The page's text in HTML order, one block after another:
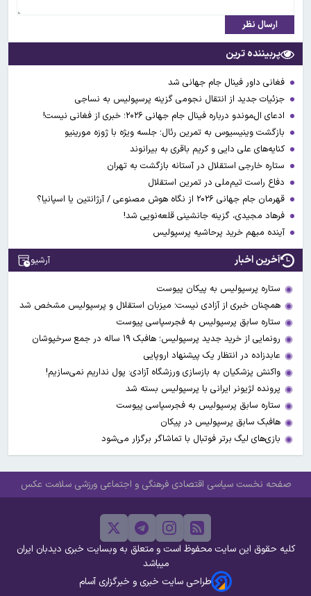
ارسال نظر
پربیننده ترین
فغانی داور فینال جام جهانی شد
جزئیات جدید از انتقال نجومی گزینه پرسپولیس به نساجی
ادعای ال‌‍موندو درباره فینال جام جهانی ۲۰۲۶؛ خبری از فغانی نیست!
بازگشت وینیسیوس به تمرین رئال؛ جلسه ویژه با ژوزه مورینیو
کنایه‌های علی دایی و کریم باقری به بیرانوند
ستاره خارجی استقلال در آستانه بازگشت به تهران
دفاع راست تیم‌ملی در تمرین استقلال
قهرمان جام جهانی ۲۰۲۶ از نگاه هوش مصنوعی / آرژانتین یا اسپانیا؟
فرهاد مجیدی، گزینه جانشینی قلعه‌نویی شد!
آینده مبهم خرید پرحاشیه پرسپولیس
آخرین اخبار آرشیو
ستاره پرسپولیس به پیکان پیوست
همچنان خبری از آزادی نیست؛ میزبان استقلال و پرسپولیس مشخص شد
ستاره سابق پرسپولیس به فجرسپاسی پیوست
رونمایی از خرید جدید پرسپولیس؛ هافبک ۱۹ ساله در جمع سرخپوشان
عابدزاده در انتظار یک پیشنهاد اروپایی
واکنش پزشکیان به بازسازی ورزشگاه آزادی: پول نداریم نمی‌سازیم!
پرونده لژیونر ایرانی با پرسپولیس بسته شد
ستاره سابق پرسپولیس به فجرسپاسی پیوست
هافبک سابق پرسپولیس در پیکان
بازی‌های لیگ برتر فوتبال با تماشاگر برگزار می‌شود
صفحه نخست سیاسی اقتصادی فرهنگی و اجتماعی ورزشی سلامت عکس
کلیه حقوق این سایت محفوظ است و متعلق به وبسایت خبری دیدبان ایران
میباشد
طراحی سایت خبری و خبرگزاری آسام